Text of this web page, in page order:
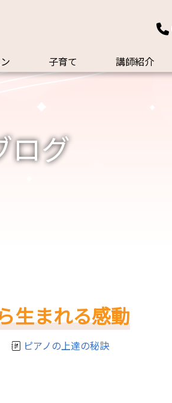
子育て 講師紹介
ログ
生まれる感動
ピアノの上達の秘訣